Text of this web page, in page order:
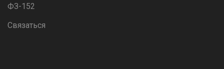
ФЗ-152
Связаться